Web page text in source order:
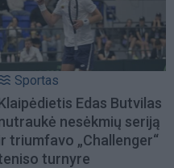
Sportas
Edas Butvilas
nesėkmių seriją
triumfavo „Challenger“
turnyre